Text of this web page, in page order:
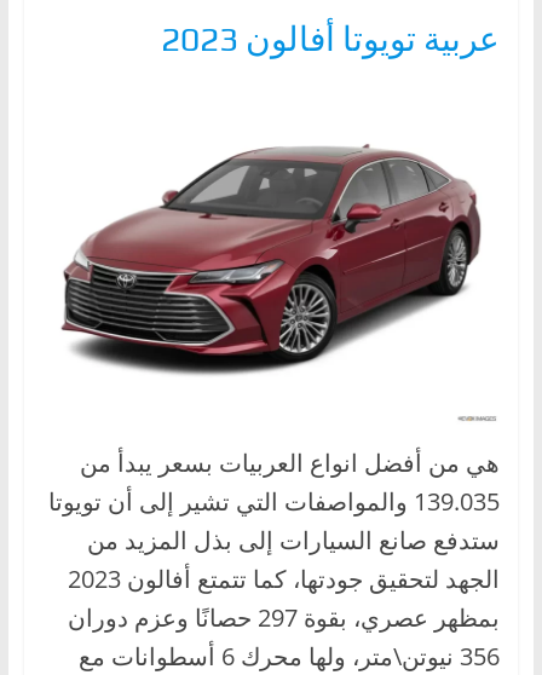
عربية تويوتا أفالون 2023
هي من أفضل انواع العربيات بسعر يبدأ من
139.035 والمواصفات التي تشير إلى أن تويوتا
ستدفع صانع السيارات إلى بذل المزيد من
الجهد لتحقيق جودتها، كما تتمتع أفالون 2023
بمظهر عصري، بقوة 297 حصانًا وعزم دوران
356 نيوتن\متر، ولها محرك 6 أسطوانات مع